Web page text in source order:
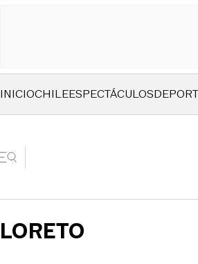
INICIOCHILEESPECTÁCULOS
LORETO